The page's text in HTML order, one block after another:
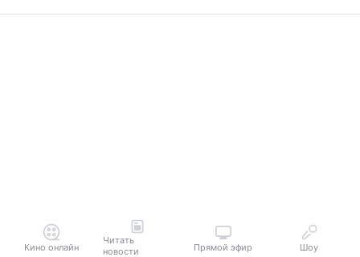
Кино онлайн
Читать
новости
Прямой эфир Шоу